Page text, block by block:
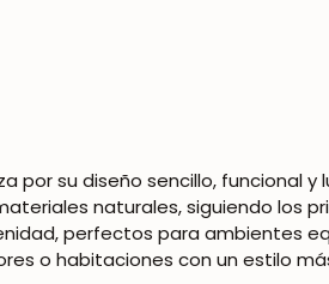
por su diseño sencillo, funcional
naturales, siguiendo los
perfectos para ambientes
o habitaciones con un estilo
¡SE PARTE DE